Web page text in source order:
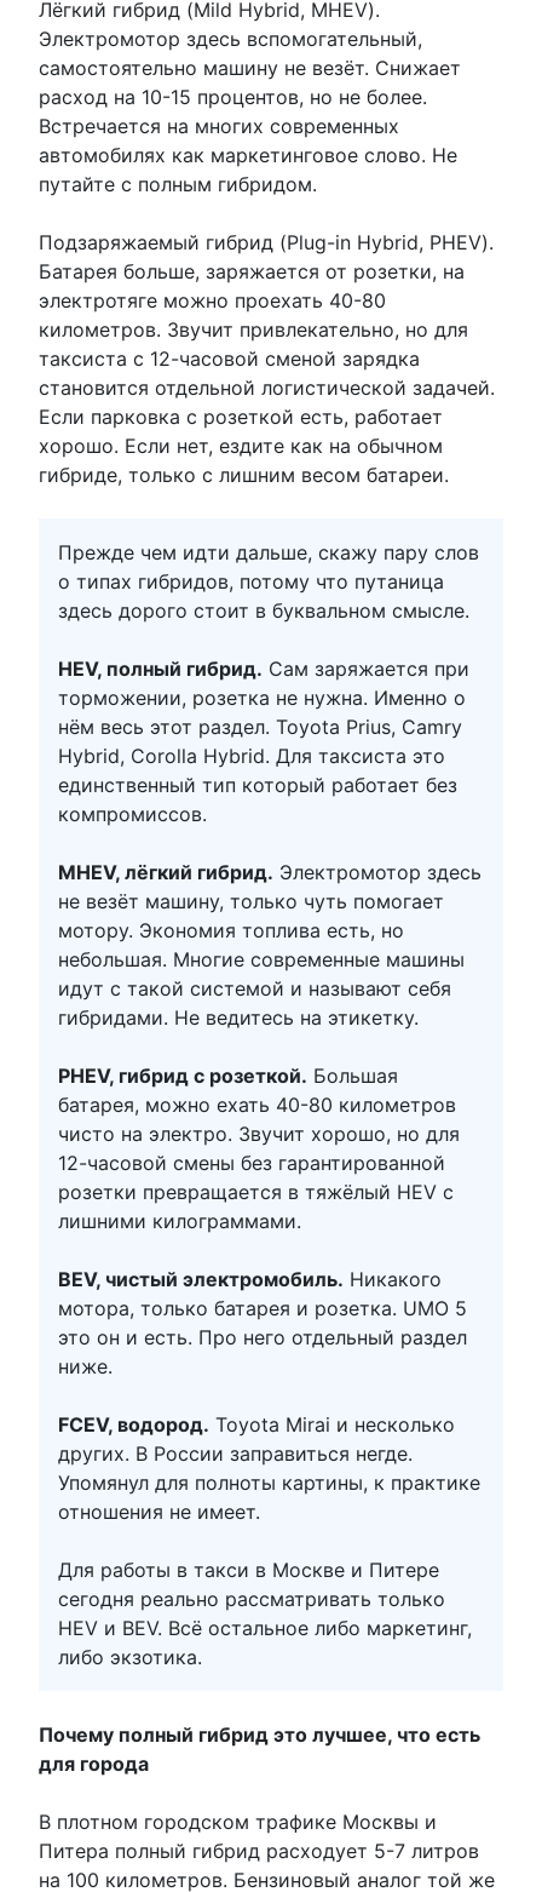
Лёгкий гибрид (Mild Hybrid, MHEV).
Электромотор здесь вспомогательный,
самостоятельно машину не везёт. Снижает
расход на 10-15 процентов, но не более.
Встречается на многих современных
автомобилях как маркетинговое слово. Не
путайте с полным гибридом.
Подзаряжаемый гибрид (Plug-in Hybrid, PHEV).
Батарея больше, заряжается от розетки, на
электротяге можно проехать 40-80
километров. Звучит привлекательно, но для
таксиста с 12-часовой сменой зарядка
становится отдельной логистической задачей.
Если парковка с розеткой есть, работает
хорошо. Если нет, ездите как на обычном
гибриде, только с лишним весом батареи.
Прежде чем идти дальше, скажу пару слов
о типах гибридов, потому что путаница
здесь дорого стоит в буквальном смысле.
HEV, полный гибрид. Сам заряжается при
торможении, розетка не нужна. Именно о
нём весь этот раздел. Toyota Prius, Camry
Hybrid, Corolla Hybrid. Для таксиста это
единственный тип который работает без
компромиссов.
MHEV, лёгкий гибрид. Электромотор здесь
не везёт машину, только чуть помогает
мотору. Экономия топлива есть, но
небольшая. Многие современные машины
идут с такой системой и называют себя
гибридами. Не ведитесь на этикетку.
PHEV, гибрид с розеткой. Большая
батарея, можно ехать 40-80 километров
чисто на электро. Звучит хорошо, но для
12-часовой смены без гарантированной
розетки превращается в тяжёлый HEV с
лишними килограммами.
BEV, чистый электромобиль. Никакого
мотора, только батарея и розетка. UMO 5
это он и есть. Про него отдельный раздел
ниже.
FCEV, водород. Toyota Mirai и несколько
других. В России заправиться негде.
Упомянул для полноты картины, к практике
отношения не имеет.
Для работы в такси в Москве и Питере
сегодня реально рассматривать только
HEV и BEV. Всё остальное либо маркетинг,
либо экзотика.
Почему полный гибрид это лучшее, что есть
для города
В плотном городском трафике Москвы и
Питера полный гибрид расходует 5-7 литров
на 100 километров. Бензиновый аналог той же